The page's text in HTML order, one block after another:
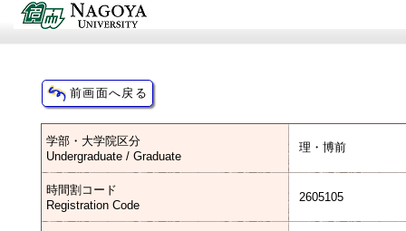
学部・大学院区分
Undergraduate / Graduate
理・博前
時間割コード
Registration Code
2605105